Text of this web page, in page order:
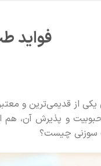
فواید
و پذیرش آن، هم
چیست؟